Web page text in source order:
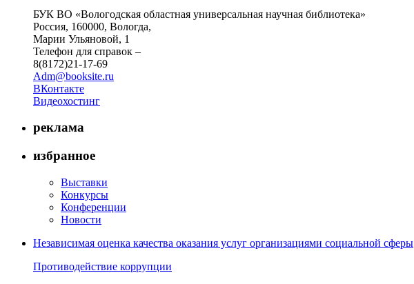
БУК ВО «Вологодская областная универсальная научная библиотека»
Россия, 160000, Вологда,
Марии Ульяновой, 1
Телефон для справок –
8(8172)21-17-69
Adm@booksite.ru
ВКонтакте
Видеохостинг
реклама
избранное
Выставки
Конкурсы
Конференции
Новости
Независимая оценка качества оказания услуг организациями социальной сферы
Противодействие коррупции